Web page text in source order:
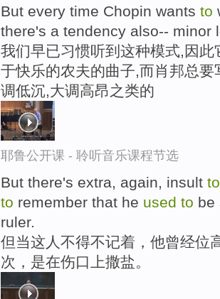
But every time Chopin wants to
there's a tendency also-- minor
我们早已习惯听到这种模式,因
于快乐的农夫的曲子,而肖邦总
调低沉,大调高昂之类的
耶鲁公开课 - 聆听音乐课程节选
But there's extra, again, insult to
to remember that he used to be
ruler.
但当这人不得不记着，他曾经位
次，是在伤口上撒盐。